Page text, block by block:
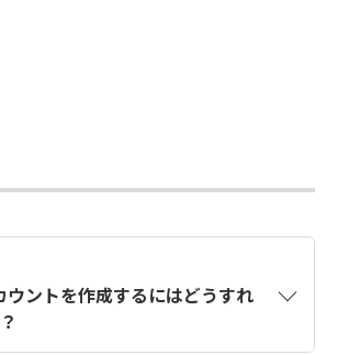
ントを作成するにはどうすれ